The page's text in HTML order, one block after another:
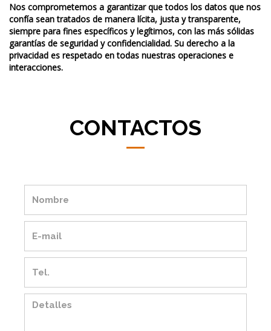
Nos comprometemos a garantizar que todos los datos que nos
confía sean tratados de manera lícita, justa y transparente,
siempre para fines específicos y legítimos, con las más sólidas
garantías de seguridad y confidencialidad. Su derecho a la
privacidad es respetado en todas nuestras operaciones e
interacciones.
CONTACTOS